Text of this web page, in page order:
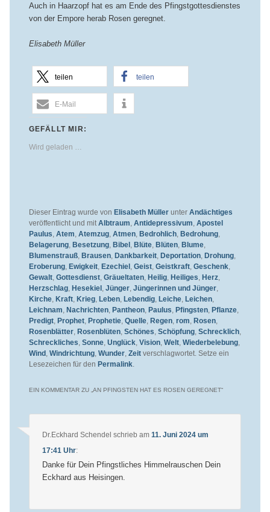
Auch in Haarzopf hat es am Ende des Pfingstgottesdienstes
von der Empore herab Rosen geregnet.
Elisabeth Müller
teilen teilen
E-Mail
GEFÄLLT MIR:
Wird geladen …
Dieser Eintrag wurde von Elisabeth Müllerunter Andächtiges
veröffentlicht und mit Albtraum Antidepressivum Apostel
Paulus Atem Atemzug, Atmen, Bedrohlich, Bedrohung,
Belagerung, Besetzung, Bibel, Blüte, Blüten, Blume,
Blumenstrauß, Brausen, Dankbarkeit, Deportation, Drohung,
Eroberung, Ewigkeit, Ezechiel, Geist, Geistkraft, Geschenk,
Gewalt, Gottesdienst, Gräueltaten, Heilig, Heiliges Herz,
Herzschlag, Hesekiel, Jünger, Jüngerinnen und Jünger,
Kirche, Kraft, Krieg, Leben, Lebendig, Leiche, Leichen,
Leichnam Nachrichten, Pantheon, Paulus Pfingsten, Pflanze,
Predigt, Prophet, Prophetie, Quelle, Regen, rom Rosen,
Rosenblätter, Rosenblüten, Schönes Schöpfung, Schrecklich,
Schreckliches Sonne, Unglück, Vision, Welt, Wiederbelebung,
Wind, Windrichtung, Wunder, Zeitverschlagwortet. Setze ein
Lesezeichen für den Permalink.
EIN KOMMENTAR ZU „ AN PFINGSTEN HAT ES ROSEN GEREGNET“
Dr.Eckhard Schendel schrieb am 11. Juni 2024 um
17:41 Uhr:
Danke für Dein Pfingstliches Himmelrauschen Dein
Eckhard aus Heisingen.